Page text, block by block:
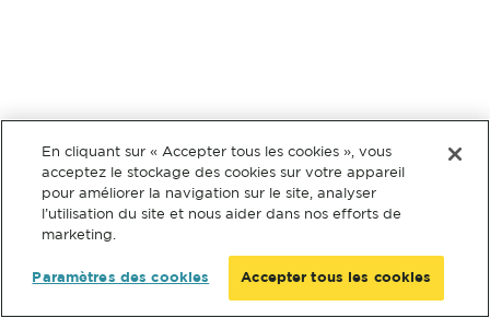
En cliquant sur « Accepter tous les cookies », vous
acceptez le stockage des cookies sur votre appareil
pour améliorer la navigation sur le site, analyser
l’utilisation du site et nous aider dans nos efforts de
marketing.
Paramètres des cookies Accepter tous les cookies